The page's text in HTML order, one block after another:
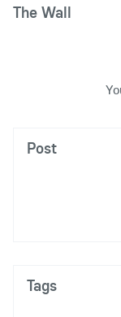
The Wall
Post
Tags